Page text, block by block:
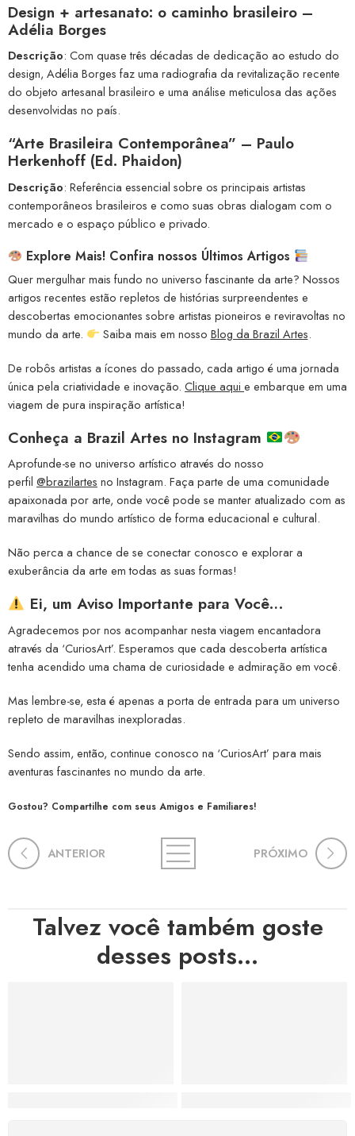
Design + artesanato: o caminho brasileiro –
Adélia Borges
Descrição: Com quase três décadas de dedicação ao estudo do
design, Adélia Borges faz uma radiografia da revitalização recente
do objeto artesanal brasileiro e uma análise meticulosa das ações
desenvolvidas no país.
“Arte Brasileira Contemporânea” – Paulo
Herkenhoff (Ed. Phaidon)
Descrição: Referência essencial sobre os principais artistas
contemporâneos brasileiros e como suas obras dialogam com o
mercado e o espaço público e privado.
Explore Mais! Confira nossos Últimos Artigos
Quer mergulhar mais fundo no universo fascinante da arte? Nossos
artigos recentes estão repletos de histórias surpreendentes e
descobertas emocionantes sobre artistas pioneiros e reviravoltas no
mundo da arte.
Saiba mais em nosso Blog da Brazil Artes.
De robôs artistas a ícones do passado, cada artigo é uma jornada
única pela criatividade e inovação. Clique aqui e embarque em uma
viagem de pura inspiração artística!
Conheça a Brazil Artes no Instagram
Aprofunde-se no universo artístico através do nosso
perfil @brazilartes no Instagram. Faça parte de uma comunidade
apaixonada por arte, onde você pode se manter atualizado com as
maravilhas do mundo artístico de forma educacional e cultural.
Não perca a chance de se conectar conosco e explorar a
exuberância da arte em todas as suas formas!
Ei, um Aviso Importante para Você…
Agradecemos por nos acompanhar nesta viagem encantadora
através da ‘CuriosArt’. Esperamos que cada descoberta artística
tenha acendido uma chama de curiosidade e admiração em você.
Mas lembre-se, esta é apenas a porta de entrada para um universo
repleto de maravilhas inexploradas.
Sendo assim, então, continue conosco na ‘CuriosArt’ para mais
aventuras fascinantes no mundo da arte.
Gostou? Compartilhe com seus Amigos e Familiares!
ANTERIOR PRÓXIMO
Talvez você também goste
desses posts...